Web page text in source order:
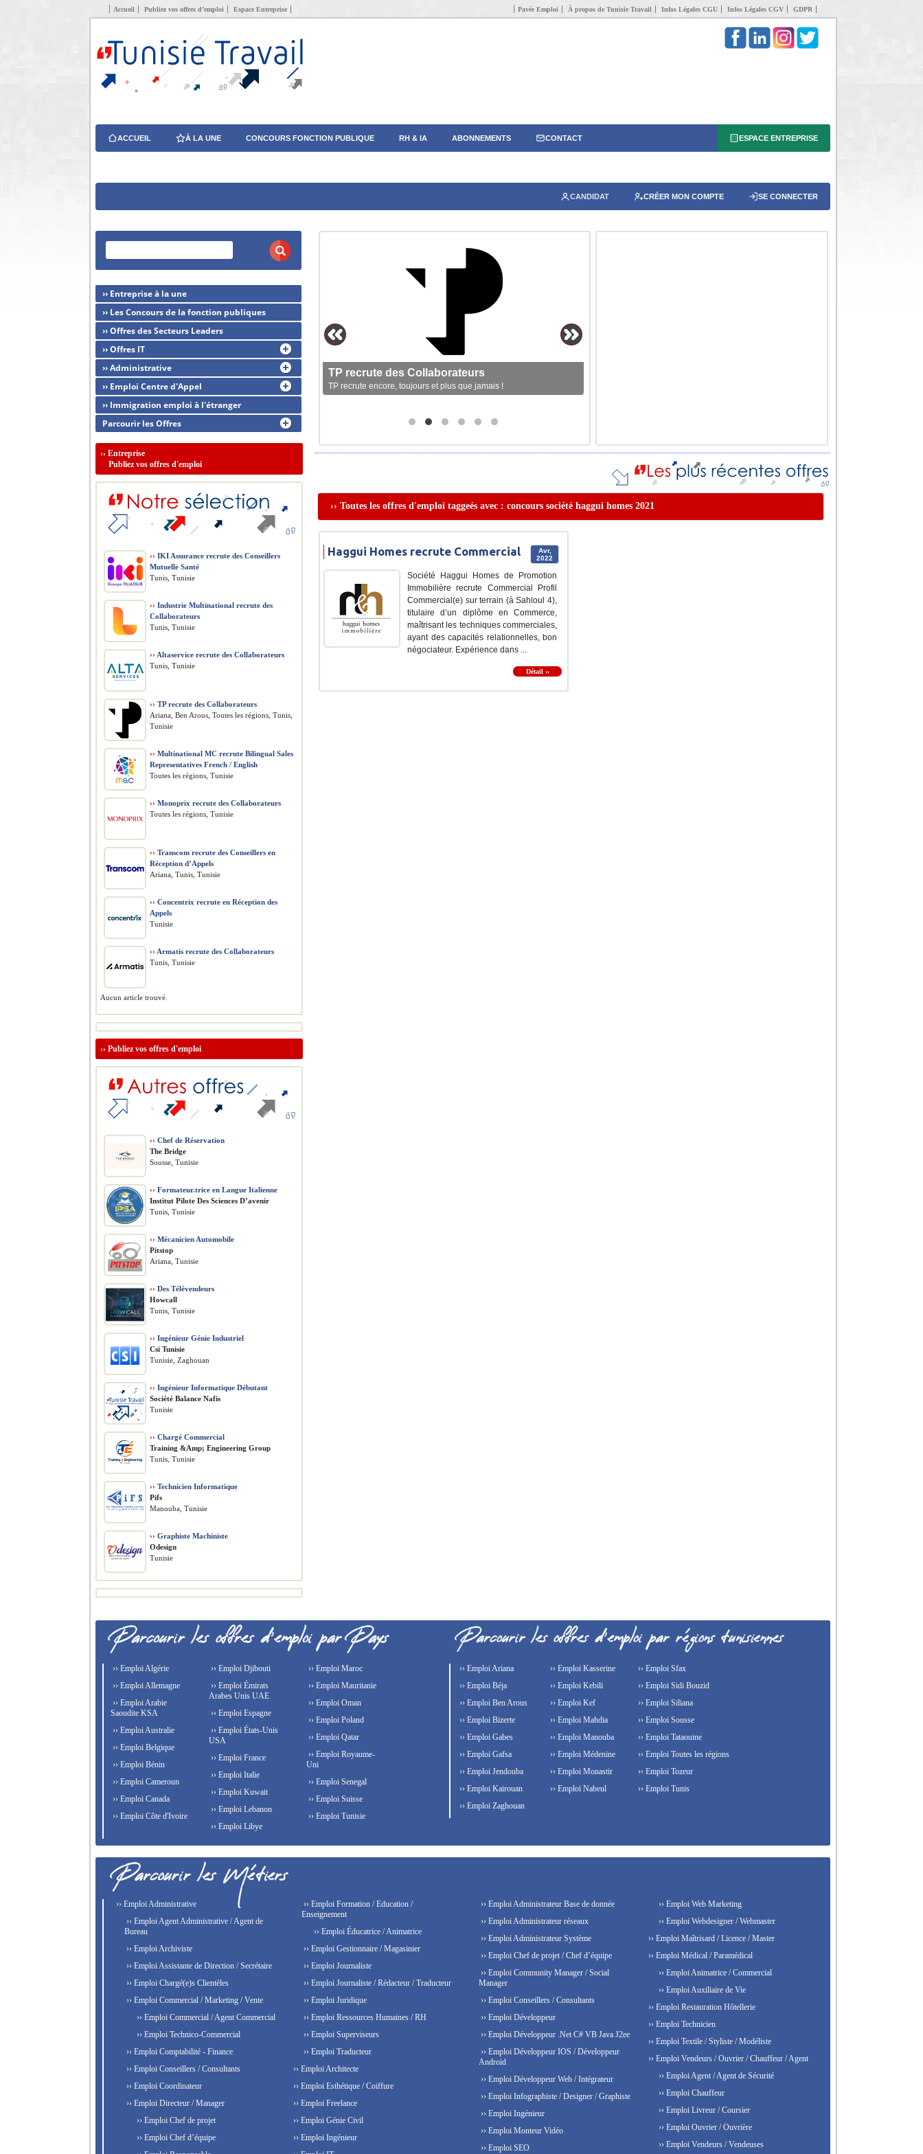
Accueil Publiez vos offres d’emploi Espace Entreprise Pavée Emploi À propos de Tunisie Travail Infos Légales CGU Infos Légales CGV GDPR
ACCUEIL À LA UNE CONCOURS FONCTION PUBLIQUE RH & IA ABONNEMENTS CONTACT ESPACE ENTREPRISE
CANDIDAT CRÉER MON COMPTE SE CONNECTER
TP recrute des Collaborateurs
TP recrute encore, toujours et plus que jamais !
›› Toutes les offres d'emploi taggeés avec : concours société haggui homes 2021
Avr,
2022
Haggui Homes recrute Commercial
Société Haggui Homes de Promotion
Immobilière recrute Commercial Profil
Commercial(e) sur terrain (à Sahloul 4),
titulaire d’un diplôme en Commerce,
maîtrisant les techniques commerciales,
ayant des capacités relationnelles, bon
négociateur. Expérience dans ...
Détail ››
›› Entreprise à la une
›› Les Concours de la fonction publiques
›› Offres des Secteurs Leaders
›› Offres IT
›› Administrative
›› Emploi Centre d'Appel
›› Immigration emploi à l'étranger
Parcourir les Offres
›› Entreprise
Publiez vos offres d'emploi
›› IKI Assurance recrute des Conseillers
Mutuelle Santé
Tunis, Tunisie
›› Industrie Multinational recrute des
Collaborateurs
Tunis, Tunisie
›› Altaservice recrute des Collaborateurs
Tunis, Tunisie
›› TP recrute des Collaborateurs
Ariana, Ben Arous, Toutes les régions, Tunis,
Tunisie
›› Multinational MC recrute Bilingual Sales
Representatives French / English
Toutes les régions, Tunisie
›› Monoprix recrute des Collaborateurs
Toutes les régions, Tunisie
›› Transcom recrute des Conseillers en
Réception d’Appels
Ariana, Tunis, Tunisie
›› Concentrix recrute en Réception des
Appels
Tunisie
›› Armatis recrute des Collaborateurs
Tunis, Tunisie
Aucun article trouvé.
›› Publiez vos offres d'emploi
›› Chef de Réservation
The Bridge
Sousse, Tunisie
›› Formateur.trice en Langue Italienne
Institut Pilote Des Sciences D’avenir
Tunis, Tunisie
›› Mécanicien Automobile
Pitstop
Ariana, Tunisie
›› Des Télévendeurs
Howcall
Tunis, Tunisie
›› Ingénieur Génie Industriel
Csi Tunisie
Tunisie, Zaghouan
›› Ingénieur Informatique Débutant
Société Balance Nafis
Tunisie
›› Chargé Commercial
Training &Amp; Engineering Group
Tunis, Tunisie
›› Technicien Informatique
Pifs
Manouba, Tunisie
›› Graphiste Machiniste
Odesign
Tunisie
›› Emploi Algérie
›› Emploi Allemagne
›› Emploi Arabie
Saoudite KSA
›› Emploi Australie
›› Emploi Belgique
›› Emploi Bénin
›› Emploi Cameroun
›› Emploi Canada
›› Emploi Côte d'Ivoire
›› Emploi Djibouti
›› Emploi Émirats
Arabes Unis UAE
›› Emploi Espagne
›› Emploi États-Unis
USA
›› Emploi France
›› Emploi Italie
›› Emploi Kuwait
›› Emploi Lebanon
›› Emploi Libye
›› Emploi Maroc
›› Emploi Mauritanie
›› Emploi Oman
›› Emploi Poland
›› Emploi Qatar
›› Emploi Royaume-
Uni
›› Emploi Senegal
›› Emploi Suisse
›› Emploi Tunisie
›› Emploi Ariana
›› Emploi Béja
›› Emploi Ben Arous
›› Emploi Bizerte
›› Emploi Gabes
›› Emploi Gafsa
›› Emploi Jendouba
›› Emploi Kairouan
›› Emploi Kasserine
›› Emploi Kebili
›› Emploi Kef
›› Emploi Mahdia
›› Emploi Manouba
›› Emploi Médenine
›› Emploi Monastir
›› Emploi Nabeul
›› Emploi Sfax
›› Emploi Sidi Bouzid
›› Emploi Siliana
›› Emploi Sousse
›› Emploi Tataouine
›› Emploi Toutes les régions
›› Emploi Tozeur
›› Emploi Tunis
›› Emploi Zaghouan
›› Emploi Administrative
›› Emploi Agent Administrative / Agent de
Bureau
›› Emploi Archiviste
›› Emploi Assistante de Direction / Secrétaire
›› Emploi Chargé(e)s Clientèles
›› Emploi Commercial / Marketing / Vente
›› Emploi Commercial / Agent Commercial
›› Emploi Technico-Commercial
›› Emploi Comptabilité - Finance
›› Emploi Conseillers / Consultants
›› Emploi Coordinateur
›› Emploi Directeur / Manager
›› Emploi Chef de projet
›› Emploi Chef d’équipe
›› Emploi Formation / Education /
Enseignement
›› Emploi Éducatrice / Animatrice
›› Emploi Gestionnaire / Magasinier
›› Emploi Journaliste
›› Emploi Journaliste / Rédacteur / Traducteur
›› Emploi Juridique
›› Emploi Ressources Humaines / RH
›› Emploi Superviseurs
›› Emploi Traducteur
›› Emploi Architecte
›› Emploi Esthétique / Coiffure
›› Emploi Freelance
›› Emploi Génie Civil
›› Emploi Ingénieur
›› Emploi Administrateur Base de donnée
›› Emploi Administrateur réseaux
›› Emploi Administrateur Système
›› Emploi Chef de projet / Chef d’équipe
›› Emploi Community Manager / Social
Manager
›› Emploi Conseillers / Consultants
›› Emploi Développeur
›› Emploi Développeur .Net C# VB Java J2ee
›› Emploi Développeur IOS / Développeur
Android
›› Emploi Développeur Web / Intégrateur
›› Emploi Infographiste / Designer / Graphiste
›› Emploi Ingénieur
›› Emploi Monteur Vidéo
›› Emploi SEO
›› Emploi Web Marketing
›› Emploi Webdesigner / Webmaster
›› Emploi Maîtrisard / Licence / Master
›› Emploi Médical / Paramédical
›› Emploi Animatrice / Commercial
›› Emploi Auxiliaire de Vie
›› Emploi Restauration Hôtellerie
›› Emploi Technicien
›› Emploi Textile / Styliste / Modéliste
›› Emploi Vendeurs / Ouvrier / Chauffeur / Agent
›› Emploi Agent / Agent de Sécurité
›› Emploi Chauffeur
›› Emploi Livreur / Coursier
›› Emploi Ouvrier / Ouvrière
›› Emploi Vendeurs / Vendeuses